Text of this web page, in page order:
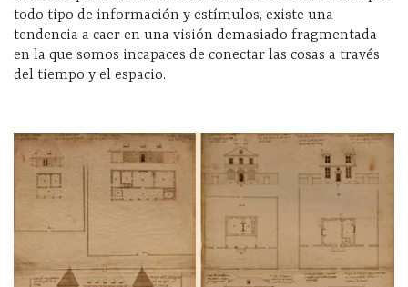
todo tipo de información y estímulos, existe una
tendencia a caer en una visión demasiado fragmentada
en la que somos incapaces de conectar las cosas a través
del tiempo y el espacio.